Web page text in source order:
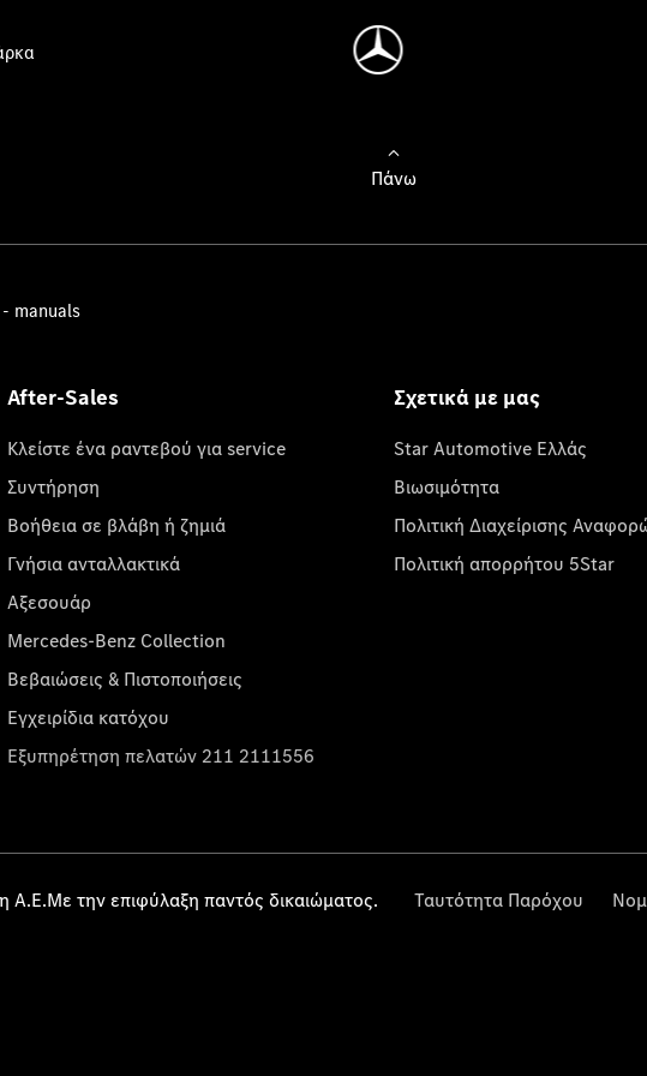
Πάνω
- manuals
After-Sales
Κλείστε ένα ραντεβού για service
Συντήρηση
Βοήθεια σε βλάβη ή ζημιά
Γνήσια ανταλλακτικά
Αξεσουάρ
Mercedes-Benz Collection
Βεβαιώσεις & Πιστοποιήσεις
Εγχειρίδια κατόχου
Εξυπηρέτηση πελατών 211 2111556
Σχετικά με μας
Star Automotive Ελλάς
Βιωσιμότητα
Πολιτική Διαχείρισης
Πολιτική απορρήτου 5Star
την επιφύλαξη παντός δικαιώματος. Ταυτότητα Παρόχου